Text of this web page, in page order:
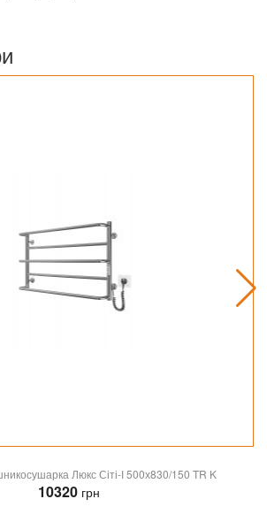
Люкс Сіті-І 500х830/150 TR K
10320 грн